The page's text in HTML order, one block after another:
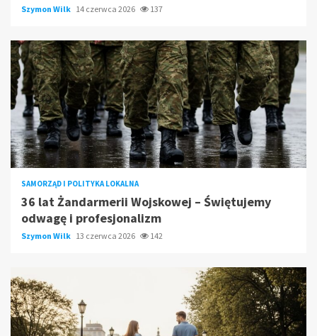
Szymon Wilk 14 czerwca 2026 137
SAMORZĄD I POLITYKA LOKALNA
36 lat Żandarmerii Wojskowej – Świętujemy
odwagę i profesjonalizm
Szymon Wilk 13 czerwca 2026 142